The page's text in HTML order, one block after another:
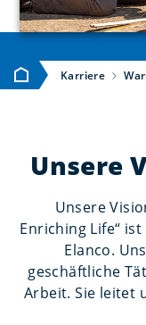
Startseite
Karriere
Unsere
Unsere
Enriching Life“
Elanco.
geschäftliche
Arbeit. Sie leitet